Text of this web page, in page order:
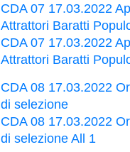
CDA 07 17.03.2022
Attrattori Baratti
CDA 07 17.03.2022
Attrattori Baratti
CDA 08 17.03.2022
di selezione
CDA 08 17.03.2022
di selezione All 1